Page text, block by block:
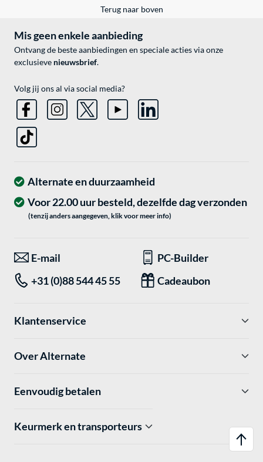
Terug naar boven
Mis geen enkele aanbieding
Ontvang de beste aanbiedingen en speciale acties via onze
exclusieve nieuwsbrief.
Volg jij ons al via social media?
Alternate en duurzaamheid
Voor 22.00 uur besteld, dezelfde dag verzonden
(tenzij anders aangegeven, klik voor meer info)
E-mail
PC-Builder
+31 (0)88 544 45 55
Cadeaubon
Klantenservice
Over Alternate
Eenvoudig betalen
Keurmerk en transporteurs